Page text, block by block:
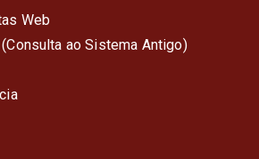
Web
ao Sistema Antigo)